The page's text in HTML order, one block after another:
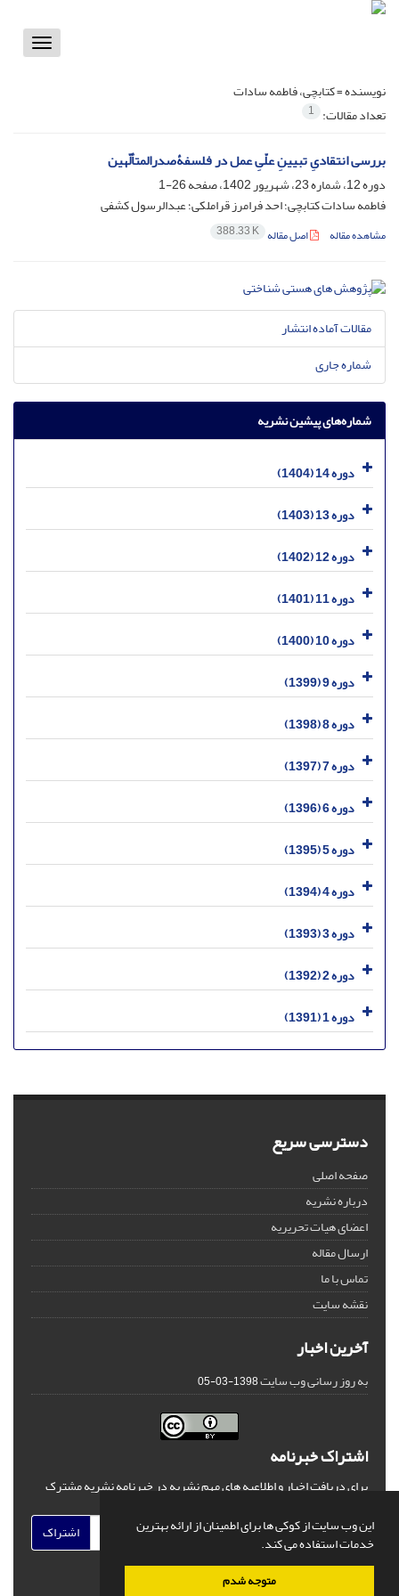
این وب سایت از کوکی ها برای اطمینان از ارائه بهترین
خدمات استفاده می کند.
متوجه شدم
Toggle
نویسنده =کتابچی، فاطمه سادات
تعداد مقالات: 1
بررسی انتقادیِ تبیینِ علّیِ عمل در فلسفۀ‌صدرالمتألّهین
دوره 12، شماره 23، شهریور 1402، صفحه
26-1
فاطمه سادات کتابچی؛ احد فرامرز قراملکی؛ عبدالرسول کشفی
مشاهده مقاله اصل مقاله 388.33 K
مقالات آماده انتشار
شماره جاری
شماره‌های پیشین نشریه
دوره 14 (1404)
دوره 13 (1403)
دوره 12 (1402)
دوره 11 (1401)
دوره 10 (1400)
دوره 9 (1399)
دوره 8 (1398)
دوره 7 (1397)
دوره 6 (1396)
دوره 5 (1395)
دوره 4 (1394)
دوره 3 (1393)
دوره 2 (1392)
دوره 1 (1391)
دسترسی سریع
صفحه اصلی
درباره نشریه
اعضای هیات تحریریه
ارسال مقاله
تماس با ما
نقشه سایت
آخرین اخبار
به روز رسانی وب سایت1398-03-05
اشتراک خبرنامه
برای دریافت اخبار و اطلاعیه های مهم نشریه در خبرنامه نشریه مشترک
اشتراک